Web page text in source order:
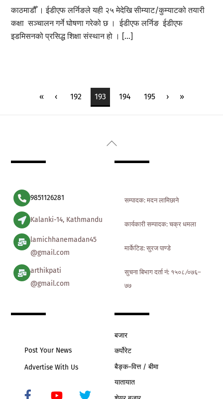
काठमाडौँ । ईडीएफ लर्निङले यही २५ मेदेखि सीम्याट/कुम्याटको तयारी
कक्षा सञ्चालन गर्ने घोषणा गरेको छ । ईडीएफ लर्निङ ईडीएफ
इडमिसनको प्रसिद्ध शिक्षा संस्थान हो । […]
« ‹ 192 193 194 195 › »
Back
9851126281
Kalanki-14, Kathmandu
lamichhanemadan45
@gmail.com
arthikpati
@gmail.com
सम्पादक: मदन लामिछाने
कार्यकारी सम्पादक: चक्र धमला
मार्केटिड: सुरज पाण्डे
सुचना बिभाग दर्ता नं: १५०८ ∕०७६–
७७
Post Your News
Advertise With Us
बजार
कर्पोरेट
बैङ्क–वित्त / बीमा
यातायात